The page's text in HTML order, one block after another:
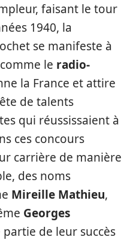
faisant le tour
1940, la
se manifeste à
le radio-
la France et attire
de talents
qui réussissaient à
ces concours
carrière de manière
des noms
Mireille Mathieu,
Georges
de leur succès